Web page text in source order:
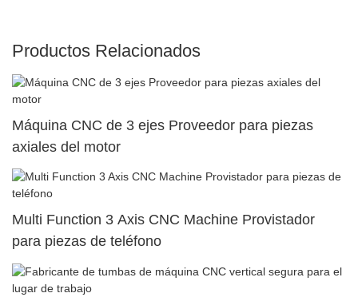
Productos Relacionados
Máquina CNC de 3 ejes Proveedor para piezas
axiales del motor
Multi Function 3 Axis CNC Machine Provistador
para piezas de teléfono